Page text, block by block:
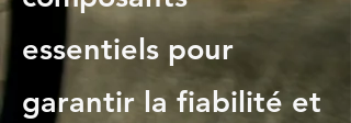
essentiels pour
garantir la fiabilité et